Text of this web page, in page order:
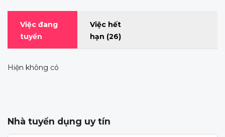
Việc đang
tuyển
Việc hết
hạn (26)
Hiện không có
Nhà tuyển dụng uy tín